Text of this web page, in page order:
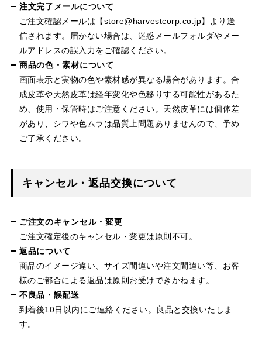
注文完了メールについて
ご注文確認メールは【store@harvestcorp.co.jp】より送
信されます。届かない場合は、迷惑メールフォルダやメー
ルアドレスの誤入力をご確認ください。
商品の色・素材について
画面表示と実物の色や素材感が異なる場合があります。合
成皮革や天然皮革は経年変化や色移りする可能性があるた
め、使用・保管時はご注意ください。天然皮革には個体差
があり、シワや色ムラは品質上問題ありませんので、予め
ご了承ください。
キャンセル・返品交換について
ご注文のキャンセル・変更
ご注文確定後のキャンセル・変更は原則不可。
返品について
商品のイメージ違い、サイズ間違いや注文間違い等、お客
様のご都合による返品は原則お受けできかねます。
不良品・誤配送
到着後10日以内にご連絡ください。良品と交換いたしま
す。